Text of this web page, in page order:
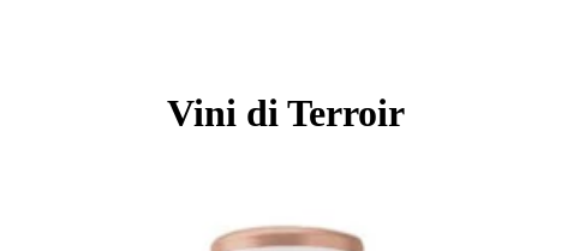
Vini di Terroir